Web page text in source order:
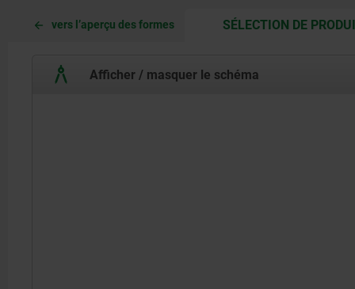
vers l’aperçu des formes SÉLECTION DE
Afficher / masquer le schéma